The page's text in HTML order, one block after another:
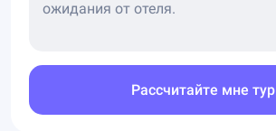
Рассчитайте мне тур